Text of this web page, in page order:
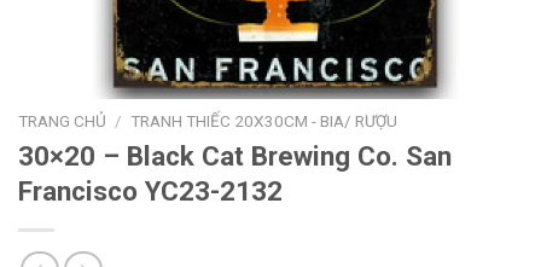
TRANG CHỦ / TRANH THIẾC 20X30CM - BIA/ RƯỢU
30×20 – Black Cat Brewing Co. San
Francisco YC23-2132